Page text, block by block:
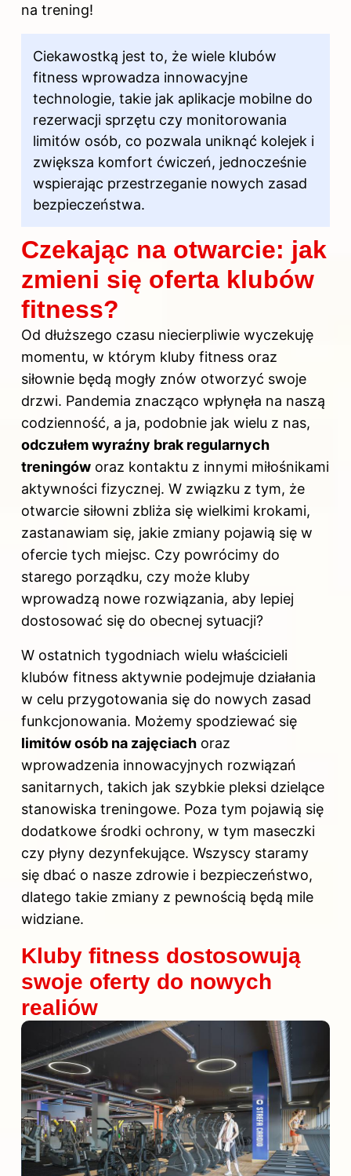
na trening!
Ciekawostką jest to, że wiele klubów
fitness wprowadza innowacyjne
technologie, takie jak aplikacje mobilne do
rezerwacji sprzętu czy monitorowania
limitów osób, co pozwala uniknąć kolejek i
zwiększa komfort ćwiczeń, jednocześnie
wspierając przestrzeganie nowych zasad
bezpieczeństwa.
Czekając na otwarcie: jak
zmieni się oferta klubów
fitness?
Od dłuższego czasu niecierpliwie wyczekuję
momentu, w którym kluby fitness oraz
siłownie będą mogły znów otworzyć swoje
drzwi. Pandemia znacząco wpłynęła na naszą
codzienność, a ja, podobnie jak wielu z nas,
odczułem wyraźny brak regularnych
treningów oraz kontaktu z innymi miłośnikami
aktywności fizycznej. W związku z tym, że
otwarcie siłowni zbliża się wielkimi krokami,
zastanawiam się, jakie zmiany pojawią się w
ofercie tych miejsc. Czy powrócimy do
starego porządku, czy może kluby
wprowadzą nowe rozwiązania, aby lepiej
dostosować się do obecnej sytuacji?
W ostatnich tygodniach wielu właścicieli
klubów fitness aktywnie podejmuje działania
w celu przygotowania się do nowych zasad
funkcjonowania. Możemy spodziewać się
limitów osób na zajęciach oraz
wprowadzenia innowacyjnych rozwiązań
sanitarnych, takich jak szybkie pleksi dzielące
stanowiska treningowe. Poza tym pojawią się
dodatkowe środki ochrony, w tym maseczki
czy płyny dezynfekujące. Wszyscy staramy
się dbać o nasze zdrowie i bezpieczeństwo,
dlatego takie zmiany z pewnością będą mile
widziane.
Kluby fitness dostosowują
swoje oferty do nowych
realiów